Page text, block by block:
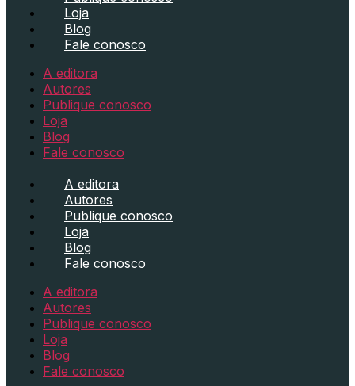
Loja
Blog
Fale conosco
A editora
Autores
Publique conosco
Loja
Blog
Fale conosco
A editora
Autores
Publique conosco
Loja
Blog
Fale conosco
A editora
Autores
Publique conosco
Loja
Blog
Fale conosco